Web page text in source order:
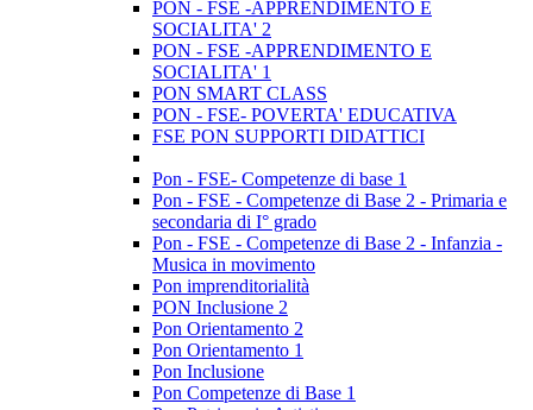
PON - FSE -APPRENDIMENTO E
SOCIALITA' 2
PON - FSE -APPRENDIMENTO E
SOCIALITA' 1
PON SMART CLASS
PON - FSE- POVERTA' EDUCATIVA
FSE PON SUPPORTI DIDATTICI
Pon - FSE- Competenze di base 1
Pon - FSE - Competenze di Base 2 - Primaria e
secondaria di I° grado
Pon - FSE - Competenze di Base 2 - Infanzia -
Musica in movimento
Pon imprenditorialità
PON Inclusione 2
Pon Orientamento 2
Pon Orientamento 1
Pon Inclusione
Pon Competenze di Base 1